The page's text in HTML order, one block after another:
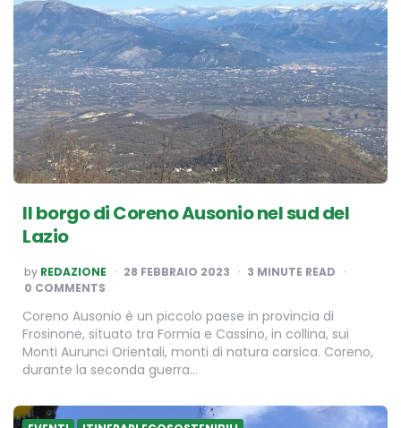
Il borgo di Coreno Ausonio nel sud del
Lazio
POSTED
BY
by REDAZIONE 28 FEBBRAIO 2023 3 MINUTE READ
0 COMMENTS
Coreno Ausonio è un piccolo paese in provincia di
Frosinone, situato tra Formia e Cassino, in collina, sui
Monti Aurunci Orientali, monti di natura carsica. Coreno,
durante la seconda guerra…